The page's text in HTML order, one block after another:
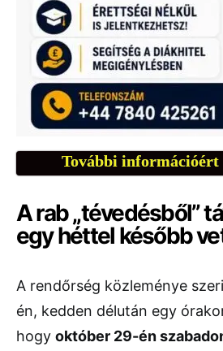
További
A rab „tévedésből”
egy héttel később
A rendőrség közleménye
én, kedden délután egy
hogy október 29-én